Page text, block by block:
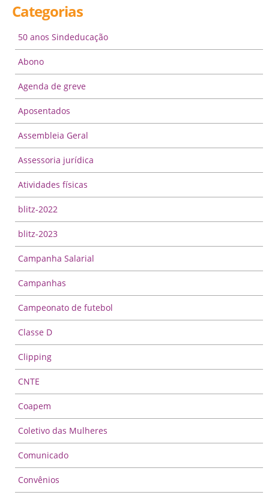
Categorias
50 anos Sindeducação
Abono
Agenda de greve
Aposentados
Assembleia Geral
Assessoria jurídica
Atividades físicas
blitz-2022
blitz-2023
Campanha Salarial
Campanhas
Campeonato de futebol
Classe D
Clipping
CNTE
Coapem
Coletivo das Mulheres
Comunicado
Convênios